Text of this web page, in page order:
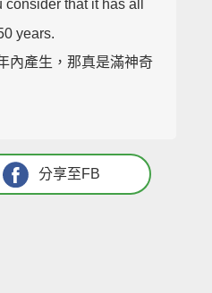
that it has all
years.
內產生，那真是滿神奇
分享至FB